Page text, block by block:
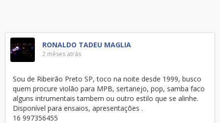
RONALDO TADEU MAGLIA
2 mêses atrás
Sou de Ribeirão Preto SP, toco na noite desde 1999, busco
quem procure violão para MPB, sertanejo, pop, samba faco
alguns intrumentais tambem ou outro estilo que se alinhe.
Disponível para ensaios, apresentações .
16 997356455